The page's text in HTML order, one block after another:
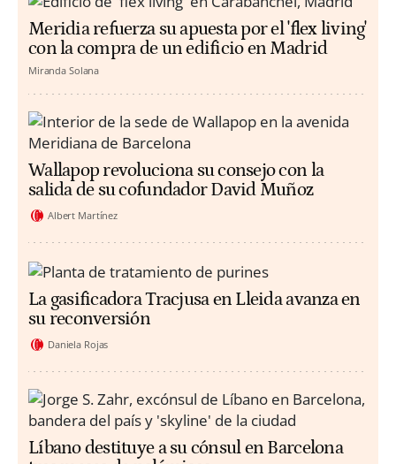
Meridia refuerza su apuesta por el 'flex living'
con la compra de un edificio en Madrid
Miranda Solana
Wallapop revoluciona su consejo con la
salida de su cofundador David Muñoz
Albert Martínez
La gasificadora Tracjusa en Lleida avanza en
su reconversión
Daniela Rojas
Líbano destituye a su cónsul en Barcelona